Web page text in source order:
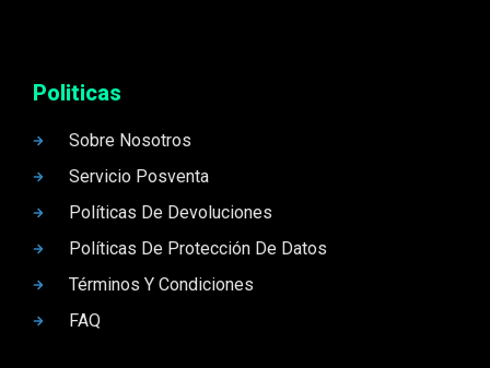
Politicas
Sobre Nosotros
Servicio Posventa
Políticas De Devoluciones
Políticas De Protección De Datos
Términos Y Condiciones
FAQ